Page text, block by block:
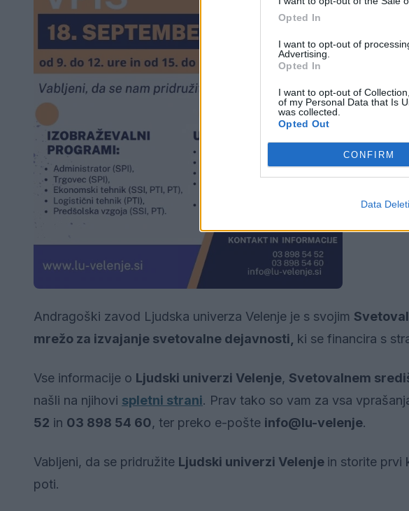
Opted In
I want to opt-out of
Advertising.
Opted In
I want to opt-out of
of my Personal Data that Is
was collected.
Opted Out
CONFIRM
Data
Andragoški zavod Ljudska univerza Velenje je s svojim
mrežo za izvajanje svetovalne dejavnosti, ki se financira s
Vse informacije o Ljudski univerzi Velenje, Svetovalnem
našli na njihovi spletni strani. Prav tako so vam za vsa
52 in 03 898 54 60, ter preko e-pošte info@lu-velenje.
Vabljeni, da se pridružite Ljudski univerzi Velenje in storite prvi
poti.